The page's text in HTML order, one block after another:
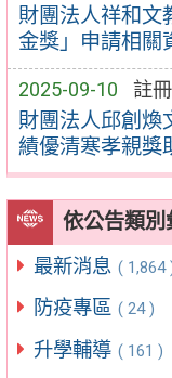
財團法人祥和文
金獎」申請相關
2025-09-10 註
財團法人邱創煥
績優清寒孝親獎
依公告類別
最新消息 ( 1,864
防疫專區 ( 24 )
升學輔導 ( 161 )